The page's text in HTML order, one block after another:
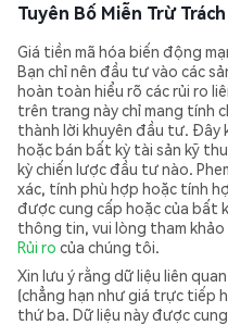
Tuyên Bố Miễn Trừ
Giá tiền mã hóa biến động
Bạn chỉ nên đầu tư vào các
hoàn toàn hiểu rõ các rủi ro
trên trang này chỉ mang tính
thành lời khuyên đầu tư. Đây
hoặc bán bất kỳ tài sản kỹ
kỳ chiến lược đầu tư nào.
xác, tính phù hợp hoặc tính
được cung cấp hoặc của bất
thông tin, vui lòng tham khảo
Rủi ro của chúng tôi.
Xin lưu ý rằng dữ liệu liên
(chẳng hạn như giá trực tiếp
thứ ba. Dữ liệu này được